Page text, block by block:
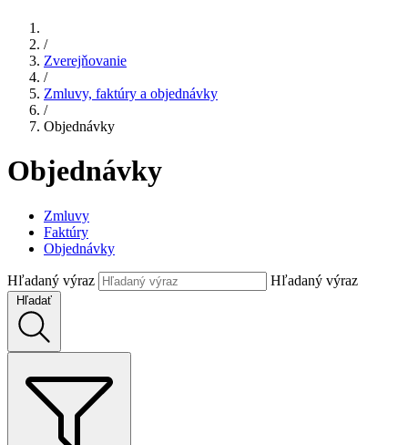
/
Zverejňovanie
/
Zmluvy, faktúry a objednávky
/
Objednávky
Objednávky
Zmluvy
Faktúry
Objednávky
Hľadaný výraz Hľadaný výraz
Hľadať